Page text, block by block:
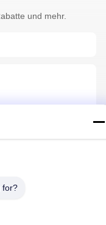
und mehr.
for?